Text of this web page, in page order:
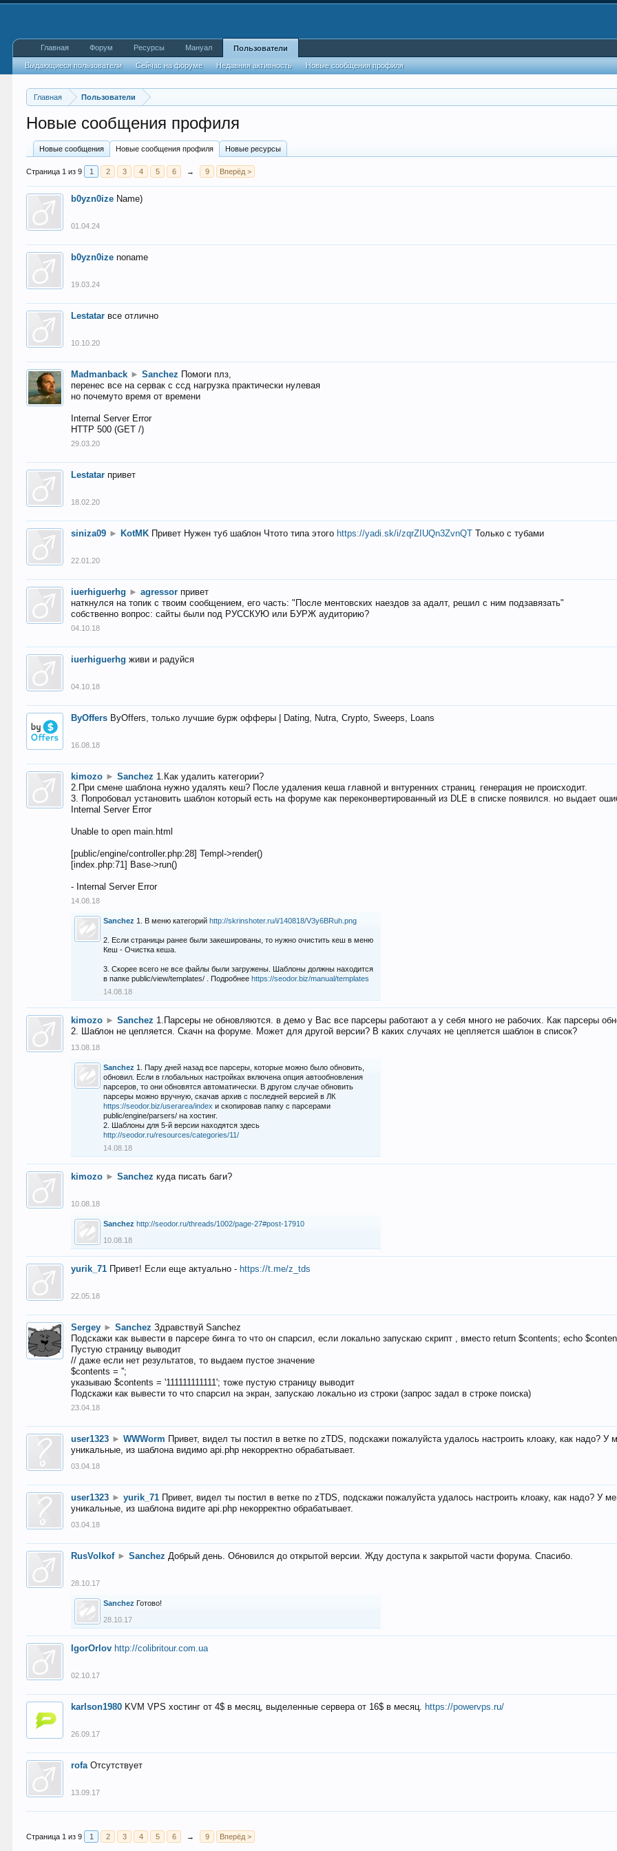
Главная Пользователи
Новые сообщения профиля
Новые сообщения Новые сообщения профиля Новые ресурсы
Страница 1 из 9 1 2 3 4 5 6 → 9 Вперёд >
b0yzn0ize Name)
01.04.24
b0yzn0ize noname
19.03.24
Lestatar все отлично
10.10.20
Madmanback ► Sanchez Помоги плз,
перенес все на сервак с ссд нагрузка практически нулевая
но почемуто время от времени
Internal Server Error
HTTP 500 (GET /)
29.03.20
Lestatar привет
18.02.20
siniza09 ► KotMK Привет Нужен туб шаблон Чтото типа этого https://yadi.sk/i/zqrZIUQn3ZvnQT Только с тубами
22.01.20
iuerhiguerhg ► agressor привет
наткнулся на топик с твоим сообщением, его часть: "После ментовских наездов за адалт, решил с ним подзавязать"
собственно вопрос: сайты были под РУССКУЮ или БУРЖ аудиторию?
04.10.18
iuerhiguerhg живи и радуйся
04.10.18
ByOffers ByOffers, только лучшие бурж офферы | Dating, Nutra, Crypto, Sweeps, Loans
16.08.18
kimozo ► Sanchez 1.Как удалить категории?
2.При смене шаблона нужно удалять кеш? После удаления кеша главной и внтуренних страниц. генерация не происходит.
3. Попробовал установить шаблон который есть на форуме как переконвертированный из DLE в списке появился. но выдает
Internal Server Error
Unable to open main.html
[public/engine/controller.php:28] Templ->render()
[index.php:71] Base->run()
- Internal Server Error
14.08.18
Sanchez 1. В меню категорийhttp://skrinshoter.ru/i/140818/V3y6BRuh.png
2. Если страницы ранее были закешированы, то нужно очистить кеш в меню
Кеш - Очистка кеша.
3. Скорее всего не все файлы были загружены. Шаблоны должны находится
в папке public/view/templates/ . Подробнееhttps://seodor.biz/manual/templates
14.08.18
kimozo ► Sanchez 1.Парсеры не обновляются. в демо у Вас все парсеры работают а у себя много не рабочих. Как парсеры
2. Шаблон не цепляется. Скачн на форуме. Может для другой версии? В каких случаях не цепляется шаблон в список?
13.08.18
Sanchez 1. Пару дней назад все парсеры, которые можно было обновить,
обновил. Если в глобальных настройках включена опция автообновления
парсеров, то они обновятся автоматически. В другом случае обновить
парсеры можно вручную, скачав архив с последней версией в ЛК
https://seodor.biz/userarea/index и скопировав папку с парсерами
public/engine/parsers/ на хостинг.
2. Шаблоны для 5-й версии находятся здесь
http://seodor.ru/resources/categories/11/
14.08.18
kimozo ► Sanchez куда писать баги?
10.08.18
Sanchez http://seodor.ru/threads/1002/page-27#post-17910
10.08.18
yurik_71 Привет! Если еще актуально - https://t.me/z_tds
22.05.18
Sergey ► Sanchez Здравствуй Sanchez
Подскажи как вывести в парсере бинга то что он спарсил, если локально запускаю скрипт , вместо return $contents; echo
Пустую страницу выводит
// даже если нет результатов, то выдаем пустое значение
$contents = '';
указываю $contents = '111111111111'; тоже пустую страницу выводит
Подскажи как вывести то что спарсил на экран, запускаю локально из строки (запрос задал в строке поиска)
23.04.18
user1323 ► WWWorm Привет, видел ты постил в ветке по zTDS, подскажи пожалуйста удалось настроить клоаку, как надо?
уникальные, из шаблона видимо api.php некорректно обрабатывает.
03.04.18
user1323 ► yurik_71 Привет, видел ты постил в ветке по zTDS, подскажи пожалуйста удалось настроить клоаку, как надо? У
уникальные, из шаблона видите api.php некорректно обрабатывает.
03.04.18
RusVolkof ► Sanchez Добрый день. Обновился до открытой версии. Жду доступа к закрытой части форума. Спасибо.
28.10.17
Sanchez Готово!
28.10.17
IgorOrlov http://colibritour.com.ua
02.10.17
karlson1980 KVM VPS хостинг от 4$ в месяц, выделенные сервера от 16$ в месяц. https://powervps.ru/
26.09.17
rofa Отсутствует
13.09.17
Страница 1 из 9 1 2 3 4 5 6 → 9 Вперёд >
Главная Форум Ресурсы Мануал Пользователи
Выдающиеся пользователи Сейчас на форуме Недавняя активность Новые сообщения профиля